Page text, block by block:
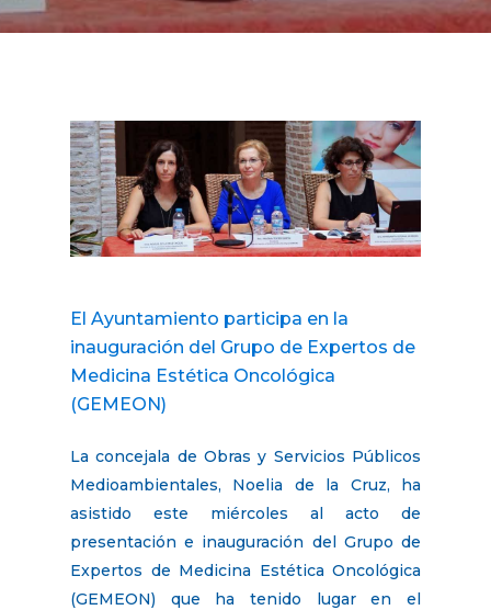
El Ayuntamiento participa en la
inauguración del Grupo de Expertos de
Medicina Estética Oncológica
(GEMEON)
La concejala de Obras y Servicios Públicos
Medioambientales, Noelia de la Cruz, ha
asistido este miércoles al acto de
presentación e inauguración del Grupo de
Expertos de Medicina Estética Oncológica
(GEMEON) que ha tenido lugar en el